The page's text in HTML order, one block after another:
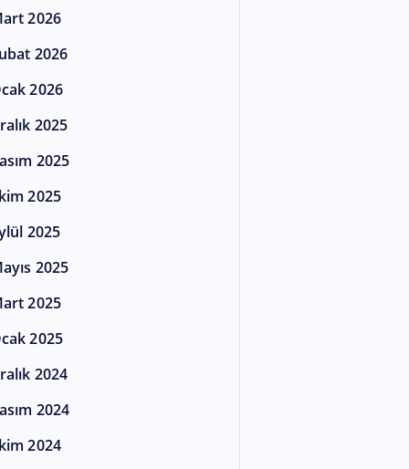
2026
2026
2026
2025
2025
2025
2025
2025
2025
2025
2024
2024
2024